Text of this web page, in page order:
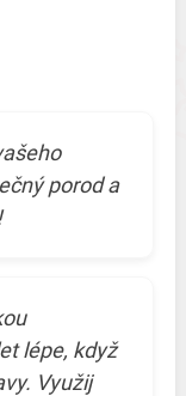
porod a
lépe, když
Využij